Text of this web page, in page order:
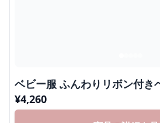
ベビー服 ふんわりリボン
¥4,260